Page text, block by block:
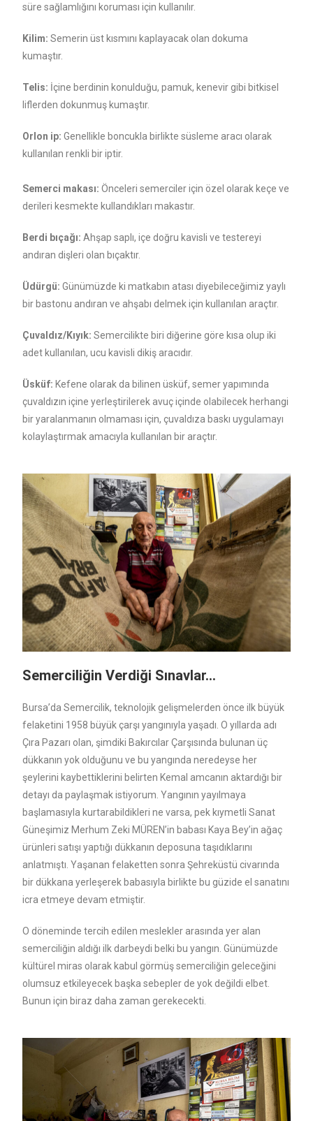
süre sağlamlığını koruması için kullanılır.
Kilim: Semerin üst kısmını kaplayacak olan dokuma
kumaştır.
Telis: İçine berdinin konulduğu, pamuk, kenevir gibi bitkisel
liflerden dokunmuş kumaştır.
Orlon ip: Genellikle boncukla birlikte süsleme aracı olarak
kullanılan renkli bir iptir.
Semerci makası: Önceleri semerciler için özel olarak keçe ve
derileri kesmekte kullandıkları makastır.
Berdi bıçağı: Ahşap saplı, içe doğru kavisli ve testereyi
andıran dişleri olan bıçaktır.
Üdürgü: Günümüzde ki matkabın atası diyebileceğimiz yaylı
bir bastonu andıran ve ahşabı delmek için kullanılan araçtır.
Çuvaldız/Kıyık: Semercilikte biri diğerine göre kısa olup iki
adet kullanılan, ucu kavisli dikiş aracıdır.
Üsküf: Kefene olarak da bilinen üsküf, semer yapımında
çuvaldızın içine yerleştirilerek avuç içinde olabilecek herhangi
bir yaralanmanın olmaması için, çuvaldıza baskı uygulamayı
kolaylaştırmak amacıyla kullanılan bir araçtır.
Semerciliğin Verdiği Sınavlar…
Bursa’da Semercilik, teknolojik gelişmelerden önce ilk büyük
felaketini 1958 büyük çarşı yangınıyla yaşadı. O yıllarda adı
Çıra Pazarı olan, şimdiki Bakırcılar Çarşısında bulunan üç
dükkanın yok olduğunu ve bu yangında neredeyse her
şeylerini kaybettiklerini belirten Kemal amcanın aktardığı bir
detayı da paylaşmak istiyorum. Yangının yayılmaya
başlamasıyla kurtarabildikleri ne varsa, pek kıymetli Sanat
Güneşimiz Merhum Zeki MÜREN’in babası Kaya Bey’in ağaç
ürünleri satışı yaptığı dükkanın deposuna taşıdıklarını
anlatmıştı. Yaşanan felaketten sonra Şehreküstü civarında
bir dükkana yerleşerek babasıyla birlikte bu güzide el sanatını
icra etmeye devam etmiştir.
O döneminde tercih edilen meslekler arasında yer alan
semerciliğin aldığı ilk darbeydi belki bu yangın. Günümüzde
kültürel miras olarak kabul görmüş semerciliğin geleceğini
olumsuz etkileyecek başka sebepler de yok değildi elbet.
Bunun için biraz daha zaman gerekecekti.